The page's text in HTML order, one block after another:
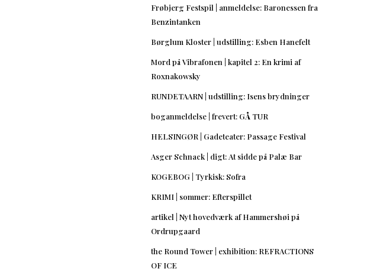
Frøbjerg Festspil | anmeldelse: Baronessen fra
Benzintanken
Børglum Kloster | udstilling: Esben Hanefelt
Mord på Vibrafonen | kapitel 2: En krimi af
Roxnakowsky
RUNDETAARN | udstilling: Isens brydninger
boganmeldelse | frevert: GÅ TUR
HELSINGØR | Gadeteater: Passage Festival
Asger Schnack | digt: At sidde på Palæ Bar
KOGEBOG | Tyrkisk: Sofra
KRIMI | sommer: Efterspillet
artikel | Nyt hovedværk af Hammershøi på
Ordrupgaard
the Round Tower | exhibition: REFRACTIONS
OF ICE